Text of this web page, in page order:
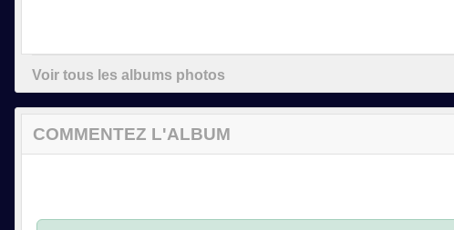
Voir tous les albums photos
COMMENTEZ L'ALBUM